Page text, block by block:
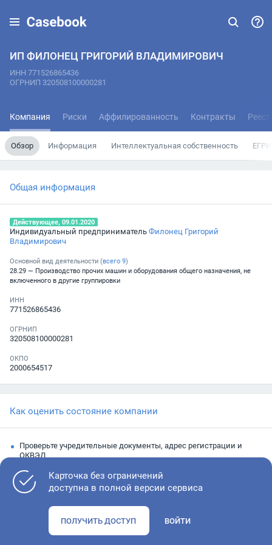
ИП ФИЛОНЕЦ ГРИГОРИЙ ВЛАДИМИРОВИЧ
ИНН 771526865436
ОГРНИП 320508100000281
Компания Риски Аффилированность Контракты
Обзор Информация Интеллектуальная собственность
Общая информация
Действующее, 09.01.2020
Индивидуальный предпринимательФилонец Григорий
Владимирович
Основной вид деятельности (всего 9)
28.29 — Производство прочих машин и оборудования общего назначения, не
включенного в другие группировки
ИНН
771526865436
ОГРНИП
320508100000281
ОКПО
2000654517
Как оценить состояние компании
Проверьте учредительные документы, адрес регистрации и
ОКВЭД
Запросите выписку из ЕГРЮЛ
Изучите финансовые показатели
Проверьте судебную активность и наличие долгов по
исполнительным производствам
Карточка без ограничений
доступна в полной версии сервиса
ПОЛУЧИТЬ ДОСТУП ВОЙТИ